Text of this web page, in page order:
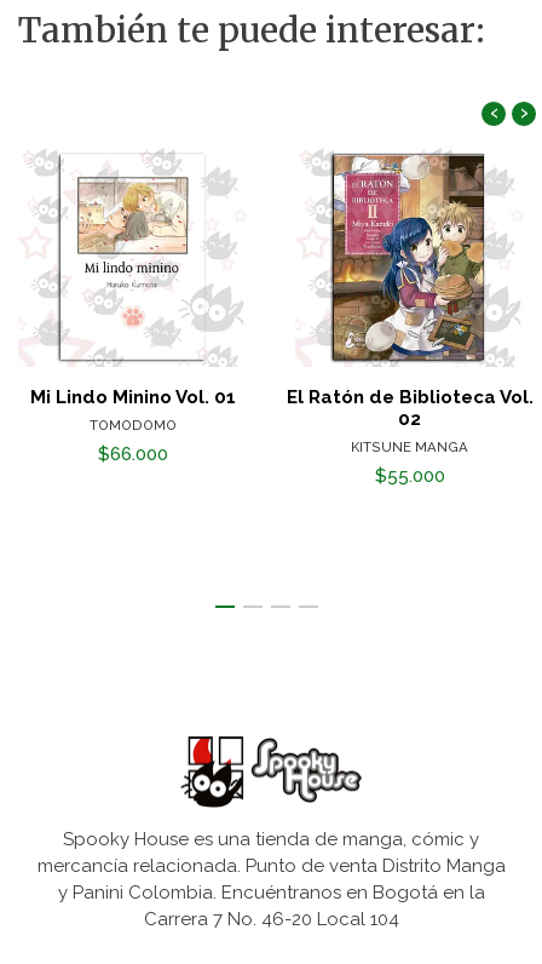
También te puede interesar:
Mi Lindo Minino Vol. 01
TOMODOMO
$66.000
El Ratón de Biblioteca Vol.
02
KITSUNE MANGA
$55.000
‹ ›
Spooky House es una tienda de manga, cómic y
mercancía relacionada. Punto de venta Distrito Manga
y Panini Colombia. Encuéntranos en Bogotá en la
Carrera 7 No. 46-20 Local 104